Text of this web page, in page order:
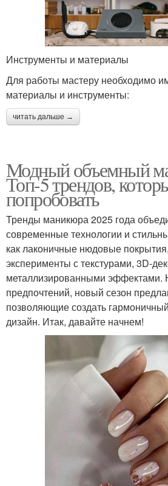
Инструменты и материалы
Для работы мастеру необходимо
материалы и инструменты:
читать дальше →
Модный объемный
Топ-5 трендов,
попробовать
Тренды маникюра 2025 года
современные технологии и
как лаконичные нюдовые
эксперименты с текстурами, 3D-
металлизированными эффектами.
предпочтений, новый сезон
позволяющие создать
дизайн. Итак, давайте начнем!